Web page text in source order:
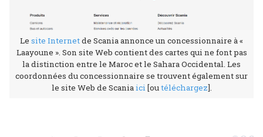
Le site Internetde Scania annonce un concessionnaire à «
Laayoune ». Son site Web contient des cartes qui ne font pas
la distinction entre le Maroc et le Sahara Occidental. Les
coordonnées du concessionnaire se trouvent également sur
le site Web de Scaniaici [outéléchargez].